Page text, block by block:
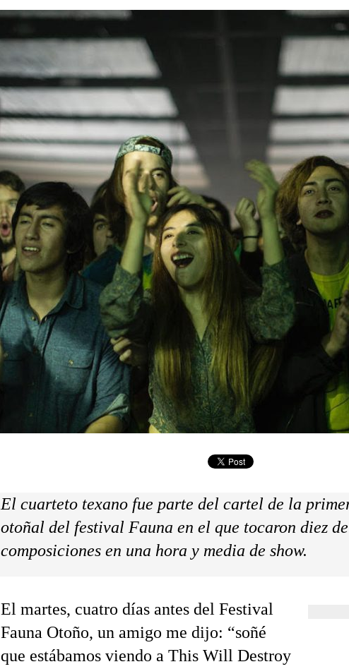
El cuarteto texano fue parte del cartel de la
otoñal del festival Fauna en el que tocaron diez
composiciones en una hora y media de show.
El martes, cuatro días antes del Festival
Fauna Otoño, un amigo me dijo: “soñé
que estábamos viendo a This Will Destroy